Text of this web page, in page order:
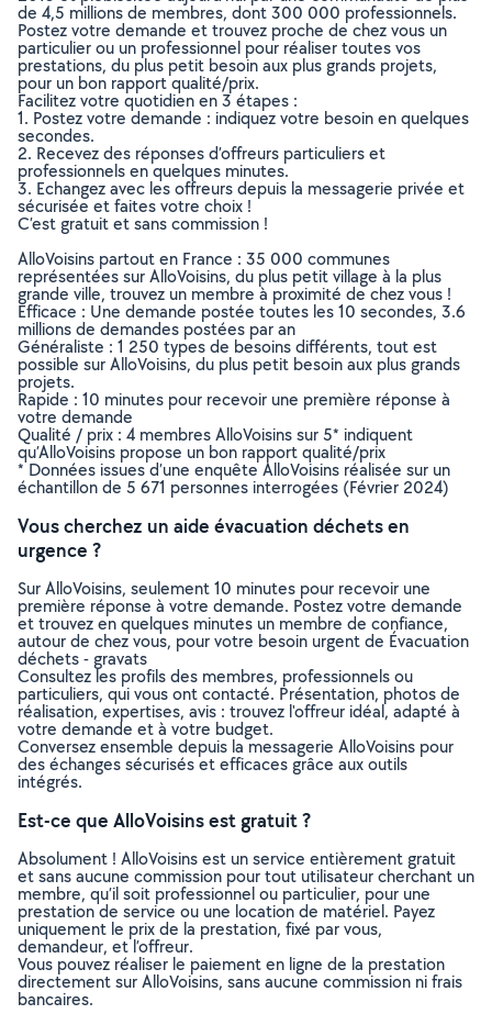
de 4,5 millions de membres, dont 300 000 professionnels.
Postez votre demande et trouvez proche de chez vous un
particulier ou un professionnel pour réaliser toutes vos
prestations, du plus petit besoin aux plus grands projets,
pour un bon rapport qualité/prix.
Facilitez votre quotidien en 3 étapes :
1. Postez votre demande : indiquez votre besoin en quelques
secondes.
2. Recevez des réponses d’offreurs particuliers et
professionnels en quelques minutes.
3. Echangez avec les offreurs depuis la messagerie privée et
sécurisée et faites votre choix !
C’est gratuit et sans commission !
AlloVoisins partout en France : 35 000 communes
représentées sur AlloVoisins, du plus petit village à la plus
grande ville, trouvez un membre à proximité de chez vous !
Efficace : Une demande postée toutes les 10 secondes, 3.6
millions de demandes postées par an
Généraliste : 1 250 types de besoins différents, tout est
possible sur AlloVoisins, du plus petit besoin aux plus grands
projets.
Rapide : 10 minutes pour recevoir une première réponse à
votre demande
Qualité / prix : 4 membres AlloVoisins sur 5* indiquent
qu’AlloVoisins propose un bon rapport qualité/prix
* Données issues d’une enquête AlloVoisins réalisée sur un
échantillon de 5 671 personnes interrogées (Février 2024)
Vous cherchez un aide évacuation déchets en
urgence ?
Sur AlloVoisins, seulement 10 minutes pour recevoir une
première réponse à votre demande. Postez votre demande
et trouvez en quelques minutes un membre de confiance,
autour de chez vous, pour votre besoin urgent de Évacuation
déchets - gravats
Consultez les profils des membres, professionnels ou
particuliers, qui vous ont contacté. Présentation, photos de
réalisation, expertises, avis : trouvez l'offreur idéal, adapté à
votre demande et à votre budget.
Conversez ensemble depuis la messagerie AlloVoisins pour
des échanges sécurisés et efficaces grâce aux outils
intégrés.
Est-ce que AlloVoisins est gratuit ?
Absolument ! AlloVoisins est un service entièrement gratuit
et sans aucune commission pour tout utilisateur cherchant un
membre, qu’il soit professionnel ou particulier, pour une
prestation de service ou une location de matériel. Payez
uniquement le prix de la prestation, fixé par vous,
demandeur, et l’offreur.
Vous pouvez réaliser le paiement en ligne de la prestation
directement sur AlloVoisins, sans aucune commission ni frais
bancaires.